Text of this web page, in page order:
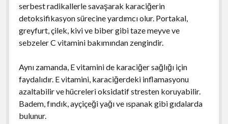
serbest radikallerle savaşarak karaciğerin
detoksifikasyon sürecine yardımcı olur. Portakal,
greyfurt, çilek, kivi ve biber gibi taze meyve ve
sebzeler C vitamini bakımından zengindir.
Aynı zamanda, E vitamini de karaciğer sağlığı için
faydalıdır. E vitamini, karaciğerdeki inflamasyonu
azaltabilir ve hücreleri oksidatif stresten koruyabilir.
Badem, fındık, ayçiçeği yağı ve ıspanak gibi gıdalarda
bulunur.